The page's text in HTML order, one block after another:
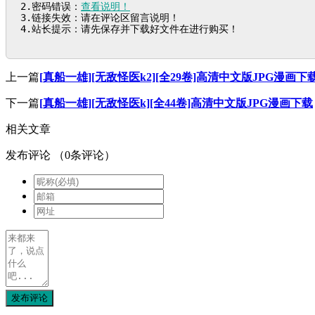
2.密码错误： 查看说明！
3.链接失效：请在评论区留言说明！
4.站长提示：请先保存并下载好文件在进行购买！
上一篇[真船一雄][无敌怪医k2][全29卷]高清中文版JPG漫画下
下一篇[真船一雄][无敌怪医k][全44卷]高清中文版JPG漫画下载
相关文章
发布评论 （0条评论）
发布评论